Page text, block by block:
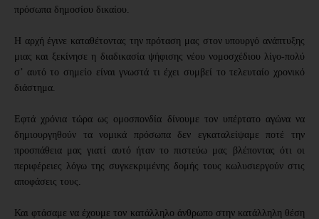
πρόσωπα δημοσίου δικαίου.
Η αρχή έγινε καταθέτοντας την πρόταση μας στον υπουργό ανάπτυξης
μιας και ξεκίνησε η διαδικασία ψήφισης νέου νομοσχέδιου λίγο-πολύ
σ’ αυτό το σημείο είναι γνωστά τι έχει συμβεί το τελευταίο χρονικό
διάστημα.
Εφτά χρόνια τώρα ως ομοσπονδία δίνουμε τον υπέρτατο αγώνα να
δημιουργηθούν τα νομικά πρόσωπα δεν εγκαταλείψαμε ποτέ την
προσπάθεια μας γιατί αυτό ήταν το πιστεύω μας βλέποντας ότι οι
περιφέρειες λόγω της συγκεκριμένης δομής τους κωλυσιεργούν στις
αποφάσεις τους.
Και φτάσαμε να έχουμε τον κατάλληλο άνθρωπο στην κατάλληλη θέση